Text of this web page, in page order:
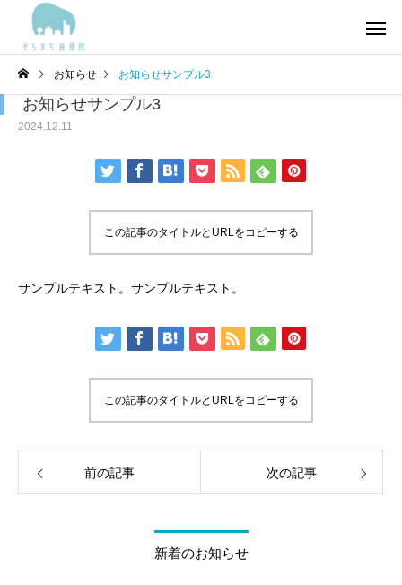
お知らせ お知らせサンプル3
お知らせサンプル3
2024.12.11
この記事のタイトルとURLをコピーする
サンプルテキスト。サンプルテキスト。
この記事のタイトルとURLをコピーする
前の記事 次の記事
新着のお知らせ